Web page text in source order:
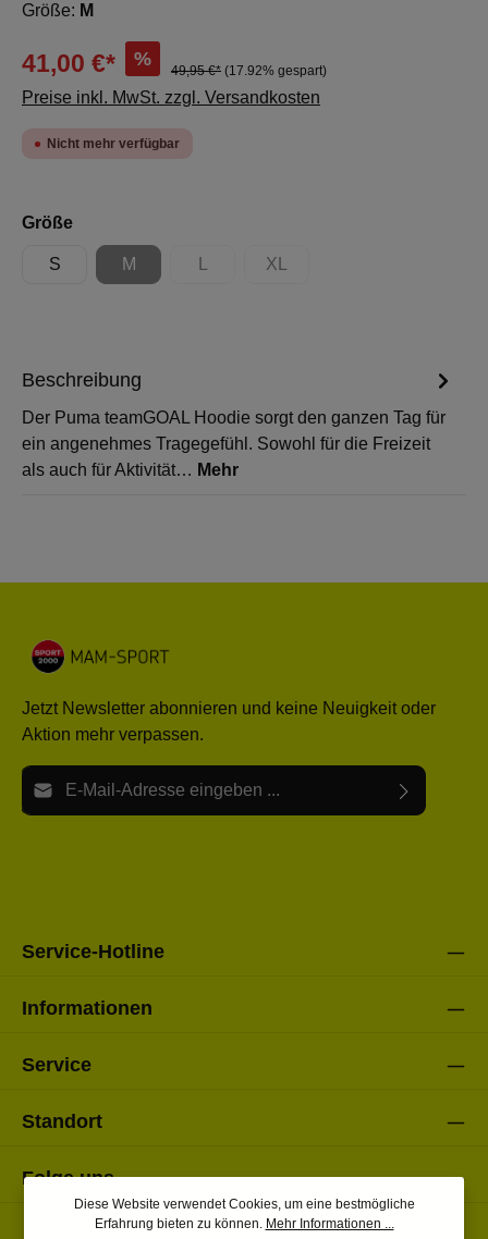
Größe: M
41,00 €* %
49,95 €* (17.92% gespart)
Preise inkl. MwSt. zzgl. Versandkosten
Nicht mehr verfügbar
Größeauswählen
S M
(Diese Option ist zurzeit nicht verfügbar.)
(Diese Option ist zurzeit nicht verfügbar.)
XL
(Diese Option ist zurzeit nicht
Beschreibung
Der Puma teamGOAL Hoodie sorgt den ganzen Tag für
ein angenehmes Tragegefühl. Sowohl für die Freizeit
als auch für Aktivität… Mehr
Jetzt Newsletter abonnieren und keine Neuigkeit oder
Aktion mehr verpassen.
E-Mail-Adresse*
Service-Hotline
Informationen
Service
Standort
Folge uns
Diese Website verwendet Cookies, um eine bestmögliche
Erfahrung bieten zu können. Mehr Informationen ...